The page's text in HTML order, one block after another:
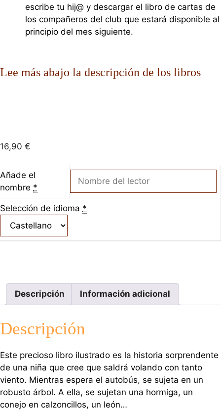
escribe tu hij@ y descargar el libro de cartas de
los compañeros del club que estará disponible al
principio del mes siguiente.
Lee más abajo la descripción de los libros
16,90 €
Añade el
nombre *
Selección de idioma *
Descripción Información adicional
Descripción
Este precioso libro ilustrado es la historia sorprendente
de una niña que cree que saldrá volando con tanto
viento. Mientras espera el autobús, se sujeta en un
robusto árbol. A ella, se sujetan una hormiga, un
conejo en calzoncillos, un león…